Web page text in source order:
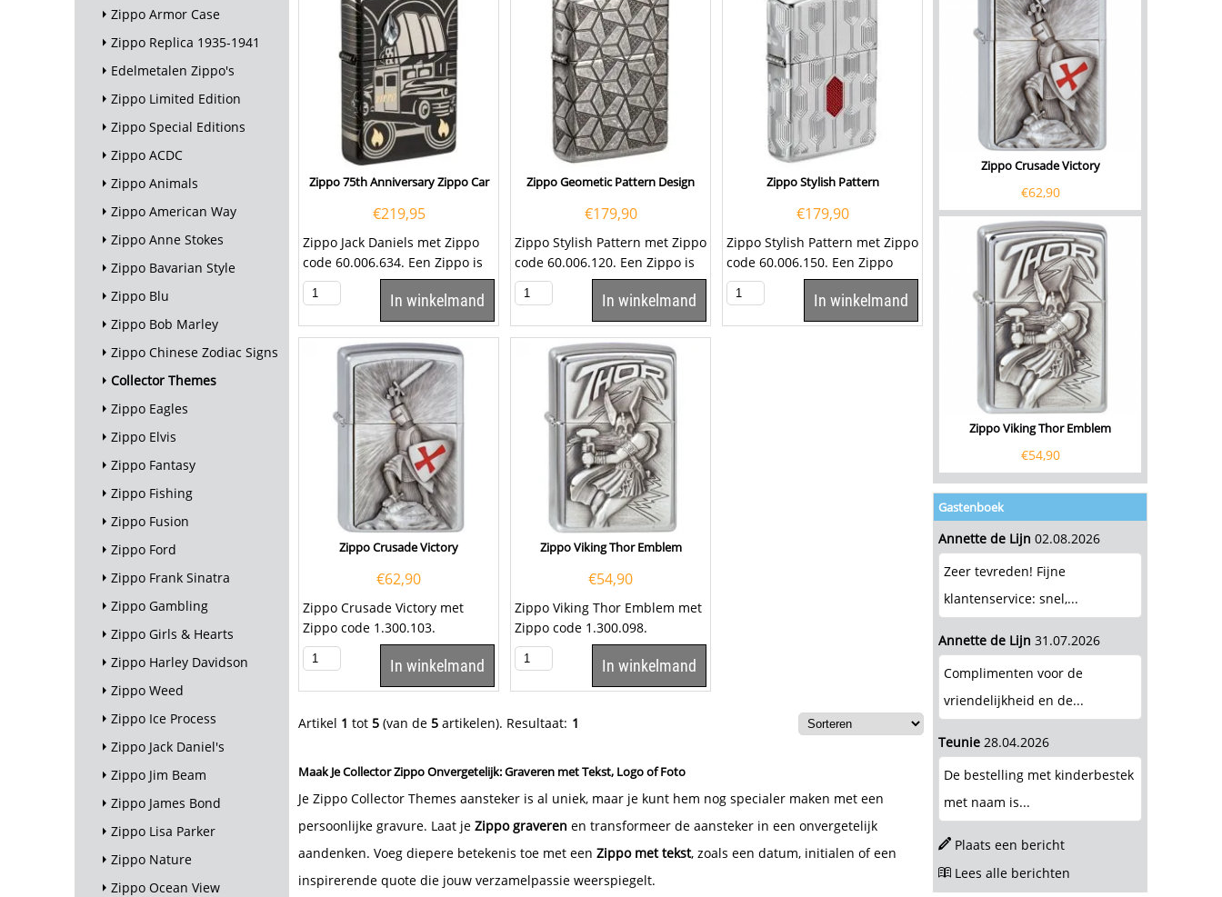
Zippo Armor Case
Zippo Replica 1935-1941
Edelmetalen Zippo's
Zippo Limited Edition
Zippo Special Editions
Zippo ACDC
Zippo Animals
Zippo American Way
Zippo Anne Stokes
Zippo Bavarian Style
Zippo Blu
Zippo Bob Marley
Zippo Chinese Zodiac Signs
Collector Themes
Zippo Eagles
Zippo Elvis
Zippo Fantasy
Zippo Fishing
Zippo Fusion
Zippo Ford
Zippo Frank Sinatra
Zippo Gambling
Zippo Girls & Hearts
Zippo Harley Davidson
Zippo Weed
Zippo Ice Process
Zippo Jack Daniel's
Zippo Jim Beam
Zippo James Bond
Zippo Lisa Parker
Zippo Nature
Zippo Ocean View
Zippo 75th Anniversary Zippo Car
€219,95
Zippo Jack Daniels met Zippo
code 60.006.634. Een Zippo is
een kwalitatief...
In winkelmand
Zippo Geometic Pattern Design
€179,90
Zippo Stylish Pattern met Zippo
code 60.006.120. Een Zippo is
een kwalitatief...
In winkelmand
Zippo Stylish Pattern
€179,90
Zippo Stylish Pattern met Zippo
code 60.006.150. Een Zippo
aansteker is een kwalitatief
goede...
In winkelmand
Zippo Crusade Victory
€62,90
Zippo Crusade Victory met
Zippo code 1.300.103.
In winkelmand
Zippo Viking Thor Emblem
€54,90
Zippo Viking Thor Emblem met
Zippo code 1.300.098.
In winkelmand
Artikel 1 tot 5 (van de 5 artikelen). Resultaat: 1
Maak Je Collector Zippo Onvergetelijk: Graveren met Tekst, Logo of Foto
Je Zippo Collector Themes aansteker is al uniek, maar je kunt hem nog specialer maken met een
persoonlijke gravure. Laat je Zippo graveren en transformeer de aansteker in een onvergetelijk
aandenken. Voeg diepere betekenis toe met een Zippo met tekst, zoals een datum, initialen of een
inspirerende quote die jouw verzamelpassie weerspiegelt.
Zippo Crusade Victory
€62,90
Zippo Viking Thor Emblem
€54,90
Gastenboek
Annette de Lijn 02.08.2026
Zeer tevreden! Fijne
klantenservice: snel,...
Annette de Lijn 31.07.2026
Complimenten voor de
vriendelijkheid en de...
Teunie 28.04.2026
De bestelling met kinderbestek
met naam is...
Plaats een bericht
Lees alle berichten